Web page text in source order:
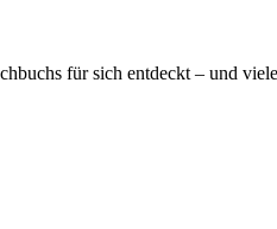
für sich entdeckt – und